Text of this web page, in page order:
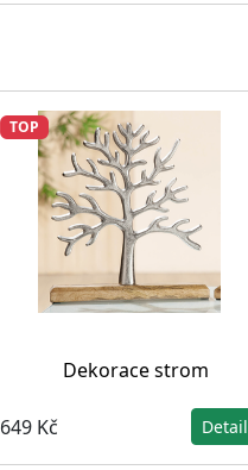
TOP
Dekorace strom
649 Kč Detail